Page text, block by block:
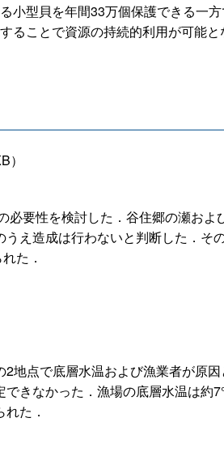
型貝を年間33万個保護できる一
ことで資源の持続的利用が可能
）
要性を検討した．谷住郷の瀬お
え造成は行わないと判断した．
た．
点で底層水温および漁業者が原
きなかった．漁場の底層水温は
た．